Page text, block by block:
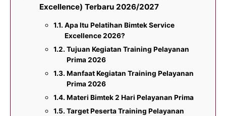
Excellence) Terbaru 2026/2027
Apa Itu Pelatihan Bimtek Service
Excellence 2026?
Tujuan Kegiatan Training Pelayanan
Prima 2026
Manfaat Kegiatan Training Pelayanan
Prima 2026
Materi Bimtek 2 Hari Pelayanan Prima
Target Peserta Training Pelayanan